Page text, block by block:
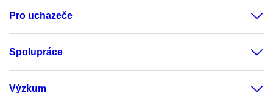
Pro uchazeče
Spolupráce
Výzkum